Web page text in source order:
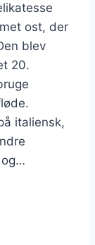
ost, der
blev
20.
italiensk,
og…